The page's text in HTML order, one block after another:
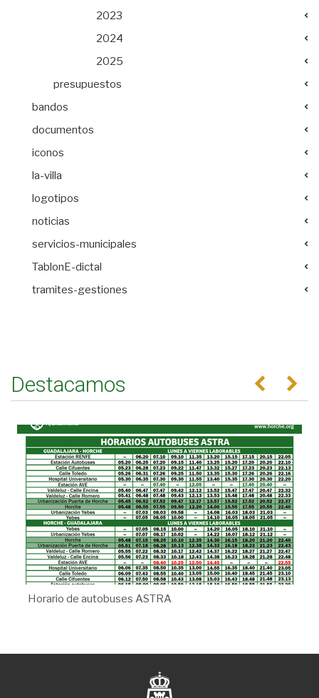
2023
2024
2025
presupuestos
bandos
documentos
iconos
la-villa
logotipos
noticias
servicios-municipales
TablonE-dictal
tramites-gestiones
Destacamos Anterior
Horario de autobuses ASTRA